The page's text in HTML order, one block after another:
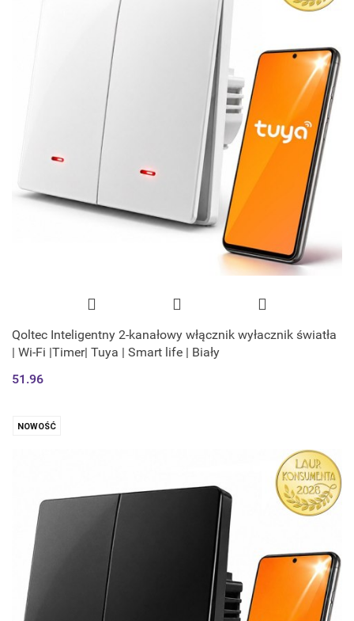
Qoltec Inteligentny 2-kanałowy włącznik wyłacznik światła
| Wi-Fi |Timer| Tuya | Smart life | Biały
51.96
NOWOŚĆ